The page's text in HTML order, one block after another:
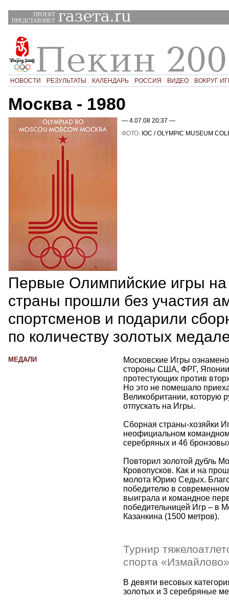
ПРОЕКТ
ПРЕДСТАВЛЯЕТ
НОВОСТИ РЕЗУЛЬТАТЫ КАЛЕНДАРЬ РОССИЯ ВИДЕО ВОКРУГ
Москва - 1980
— 4.07.08 20:37 —
ФОТО: IOC / OLYMPIC MUSEUM
Первые Олимпийские игры
страны прошли без участия
спортсменов и подарили
по количеству золотых
МЕДАЛИ
Московские Игры
стороны США, ФРГ, Японии
протестующих против
Но это не помешало
Великобритании, которую
отпускать на Игры.
Сборная страны-хозяйки
неофициальном
серебряных и 46
Повторил золотой дубль
Кровопусков. Как и на
молота Юрию Седых.
победителю в
выиграла и командное
победительницей Игр – в
Казанкина (1500 метров).
Турнир
спорта
В девяти весовых
золотых и 3 серебряные